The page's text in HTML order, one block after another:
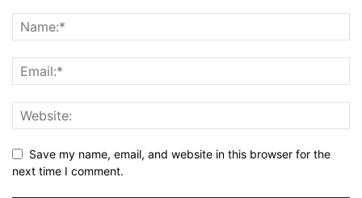
Save my name, email, and website in this browser for the
next time I comment.